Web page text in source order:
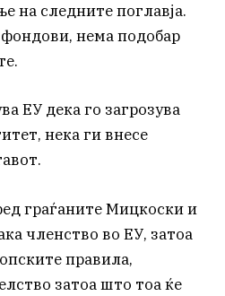
на следните поглавја.
нема подобар
ЕУ дека го загрозува
нека ги внесе
граѓаните Мицкоски и
членство во ЕУ, затоа
правила,
затоа што тоа ќе